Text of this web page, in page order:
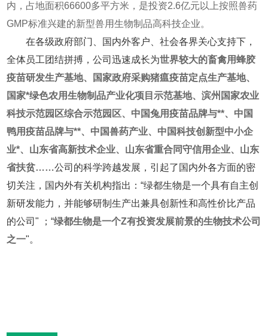
内，占地面积66600多平方米，是投资2.6亿元以上按照兽药
GMP标准兴建的新型兽用生物制品高科技企业。
在各级政府部门、国内外客户、社会各界关心支持下，
全体员工团结拼搏，公司迅速成长为世界较大的畜禽用蜂胶
疫苗研发生产基地、国家政府采购猪瘟疫苗定点生产基地、
国家*绿色农用生物制品产业化项目示范基地、滨州国家农业
科技示范园区综合示范园区、中国兔用疫苗品牌与**、中国
鸭用疫苗品牌与**、中国兽药产业、中国科技创新型中小企
业*、山东省高新技术企业、山东省重合同守信用企业、山东
省扶贫……公司的科学跨越发展，引起了国内外各方面的密
切关注，国内外有关机构指出：“绿都生物是一个具有自主创
新研发能力，并能够研制生产出兼具创新性和高性价比产品
的公司" ；“绿都生物是一个Z有投资发展前景的生物技术公司
之一"。